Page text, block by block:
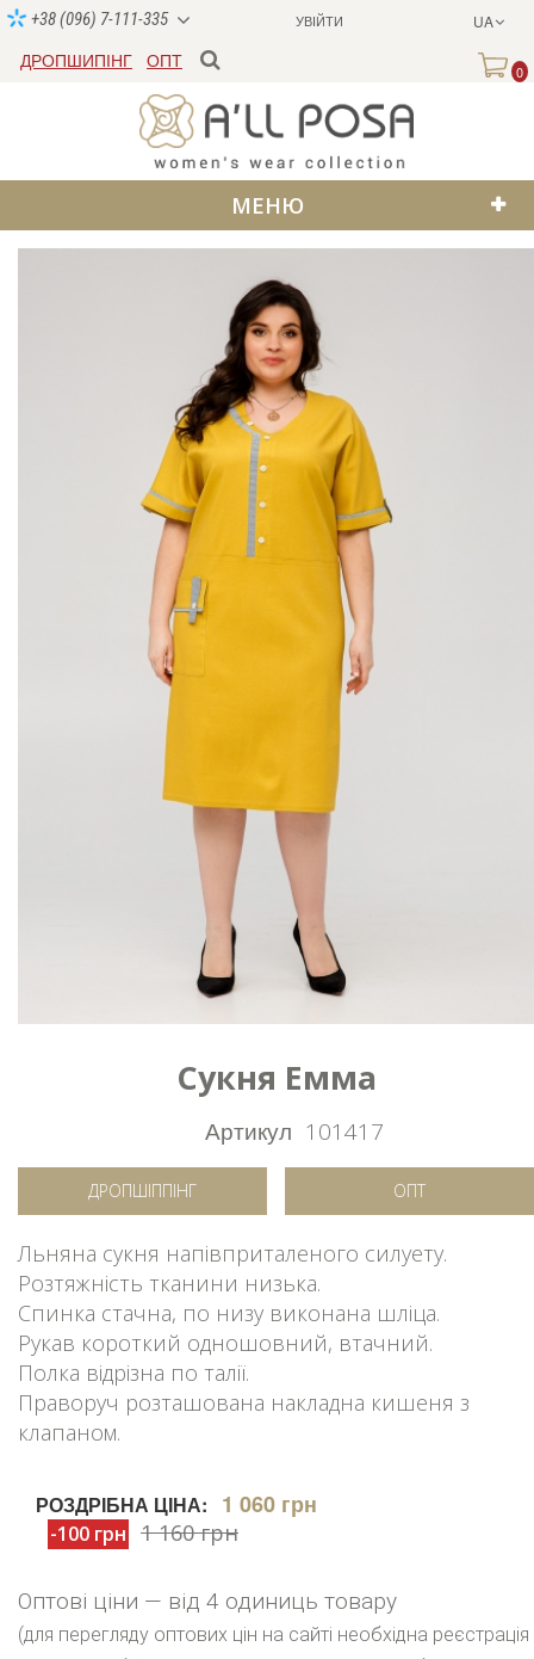
УВІЙТИ UA
+38 (096) 7-111-335
ДРОПШИПІНГ ОПТ
0
МЕНЮ
Сукня Емма
Артикул 101417
ДРОПШІППІНГ ОПТ
Льняна сукня напівприталеного силуету.
Розтяжність тканини низька.
Спинка стачна, по низу виконана шліца.
Рукав короткий одношовний, втачний.
Полка відрізна по талії.
Праворуч розташована накладна кишеня з
клапаном.
РОЗДРІБНА ЦІНА: 1 060 грн
-100 грн 1 160 грн
Оптові ціни — від 4 одиниць товару
(для перегляду оптових цін на сайті необхідна реєстрація